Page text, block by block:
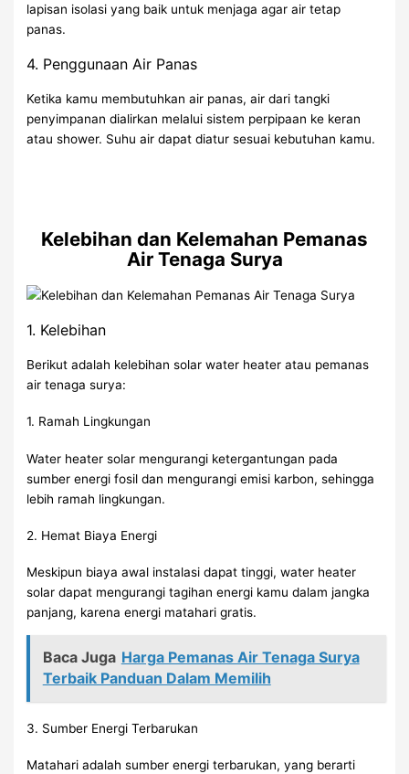
lapisan isolasi yang baik untuk menjaga agar air tetap
panas.
4. Penggunaan Air Panas
Ketika kamu membutuhkan air panas, air dari tangki
penyimpanan dialirkan melalui sistem perpipaan ke keran
atau shower. Suhu air dapat diatur sesuai kebutuhan kamu.
Kelebihan dan Kelemahan Pemanas
Air Tenaga Surya
1. Kelebihan
Berikut adalah kelebihan solar water heater atau pemanas
air tenaga surya:
1. Ramah Lingkungan
Water heater solar mengurangi ketergantungan pada
sumber energi fosil dan mengurangi emisi karbon, sehingga
lebih ramah lingkungan.
2. Hemat Biaya Energi
Meskipun biaya awal instalasi dapat tinggi, water heater
solar dapat mengurangi tagihan energi kamu dalam jangka
panjang, karena energi matahari gratis.
Baca Juga Harga Pemanas Air Tenaga Surya
Terbaik Panduan Dalam Memilih
3. Sumber Energi Terbarukan
Matahari adalah sumber energi terbarukan, yang berarti